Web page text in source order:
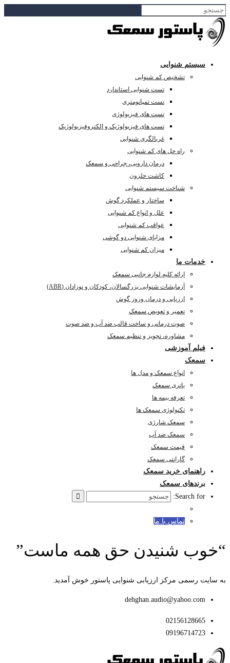
سیستم شنوایی
تشخیص کم شنوایی
تست شنوایی استاندارد
تست تمپانومتری
تست های فیزیولوژی
تست های فیزیولوژیک و الکتروفیزیولوژیک
غربالگری شنوایی
راه حل های کم شنوایی
درمان دارویی، جراحی و سمعک
کاشت حلزون
شناخت سیستم شنوایی
ساختار و عملکرد گوش
علل و انواع کم شنوایی
عواقب کم شنوایی
مزایای شنوایی دو گوشی
میزان کم شنوایی
خدمات ما
ارائه کلیه لوازم جانبی سمعک
آزمایشات شنوایی بزرگسالان، کودکان و نوزادان (ABR)
ارزیابی و درمان وزوز گوش
تعمیر و تعویض سمعک
صوت درمانی و ساخت قالب ضد آب و ضد صوت
مشاوره، تجویز و تنظیم سمعک
فیلم آموزشی
سمعک
انواع سمعک و مدل ها
باتری سمعک
تعرفه بیمه ها
تکنولوژی سمعک ها
سمعک شارژی
سمعک ضد آب
قیمت سمعک
گارانتی سمعک
راهنمای خرید سمعک
برندهای سمعک
Search for:
تماس با ما
“خوب شنیدن حق همه ماست”
به سایت رسمی مرکز ارزیابی شنوایی پاستور خوش آمدید.
dehghan.audio@yahoo.com
02156128665
09196714723